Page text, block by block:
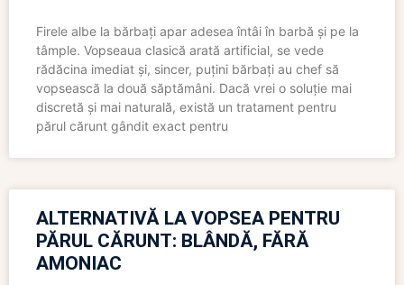
Firele albe la bărbați apar adesea întâi în barbă și pe la
tâmple. Vopseaua clasică arată artificial, se vede
rădăcina imediat și, sincer, puțini bărbați au chef să
vopsească la două săptămâni. Dacă vrei o soluție mai
discretă și mai naturală, există un tratament pentru
părul cărunt gândit exact pentru
ALTERNATIVĂ LA VOPSEA PENTRU
PĂRUL CĂRUNT: BLÂNDĂ, FĂRĂ
AMONIAC